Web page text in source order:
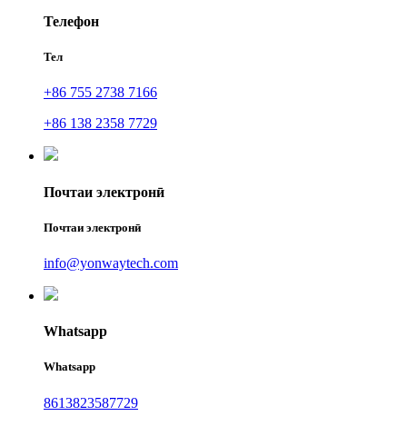
Телефон
Тел
+86 755 2738 7166
+86 138 2358 7729
Почтаи электронӣ
Почтаи электронӣ
info@yonwaytech.com
Whatsapp
Whatsapp
8613823587729